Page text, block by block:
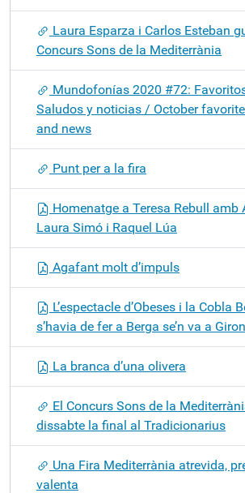
Laura Esparza i Carlos Esteban
Concurs Sons de la Mediterrània
Mundofonías 2020 #72:
Saludos y noticias / October
and news
Punt per a la fira
Homenatge a Teresa Rebull amb
Laura Simó i Raquel Lúa
Agafant molt d’impuls
L’espectacle d’Obeses i la Cobla
s’havia de fer a Berga se’n va a
La branca d’una olivera
El Concurs Sons de la
dissabte la final al Tradicionarius
Una Fira Mediterrània atrevida,
valenta